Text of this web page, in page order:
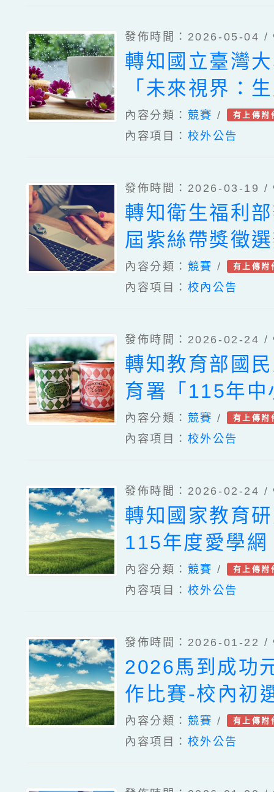
發佈時間：2026-05-04 /
轉知國立臺灣
「未來視界：
作競賽」活動
內容分類： 競賽 / 有上傳附
內容項目： 校外公告
發佈時間：2026-03-19 /
轉知衛生福利
屆紫絲帶獎徵
關文件
內容分類： 競賽 / 有上傳附
內容項目： 校內公告
發佈時間：2026-02-24 /
轉知教育部國
育署「115年中
素養競賽徵選
教師踴躍報名
內容分類： 競賽 / 有上傳附
內容項目： 校外公告
發佈時間：2026-02-24 /
轉知國家教育
115年度愛學網
意教案」、「
影」及「看影
踴躍報名參加
內容分類： 競賽 / 有上傳附
內容項目： 校外公告
發佈時間：2026-01-22 /
2026馬到成功
作比賽-校內初
內容分類： 競賽 / 有上傳附
內容項目： 校外公告